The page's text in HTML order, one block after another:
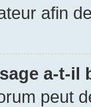
afin
a-t-il
peut